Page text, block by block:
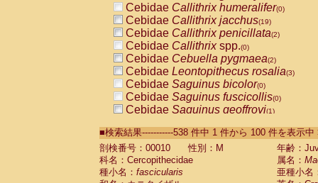
Cebidae Callithrix humeralifer(0)
Cebidae Callithrix jacchus(19)
Cebidae Callithrix penicillata(2)
Cebidae Callithrixspp.(0)
Cebidae Cebuella pygmaea(2)
Cebidae Leontopithecus rosalia(3)
Cebidae Saguinus bicolor(0)
Cebidae Saguinus fuscicollis(0)
Cebidae Saguinus geoffroyi(1)
CebidaeSaguinus labiatus(0)
Cebidae Saguinus leucopus (4)
CebidaeSaguinus midas
CebidaeSaguinus mystax
■検索結果-----------538 件中 1 件から 100 件を表示
剖検番号：00010
性別：M
年齢：
科名：Cercopithecidae
属名：
種小名： fascicularis
亜種小名